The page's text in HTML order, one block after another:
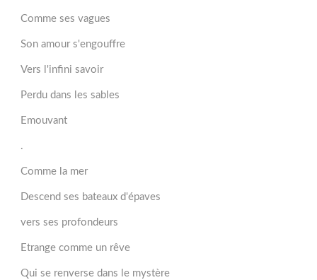
Comme ses vagues
Son amour s'engouffre
Vers l'infini savoir
Perdu dans les sables
Emouvant
.
Comme la mer
Descend ses bateaux d'épaves
vers ses profondeurs
Etrange comme un rêve
Qui se renverse dans le mystère